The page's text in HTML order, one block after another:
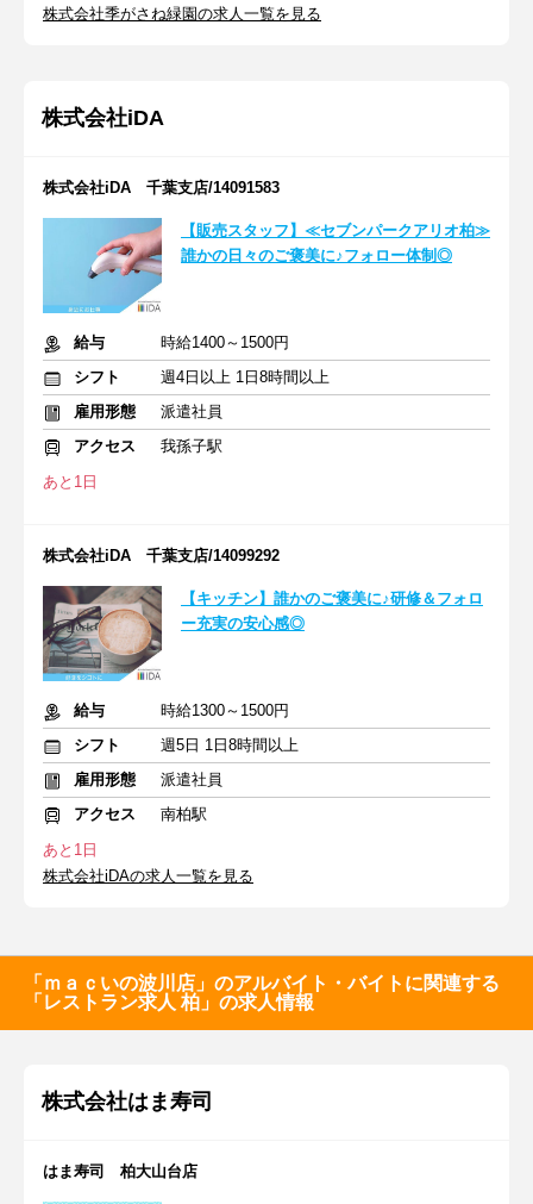
株式会社季がさね緑園の求人一覧を見る
株式会社iDA
株式会社iDA 千葉支店/14091583
【販売スタッフ】≪セブンパークアリオ柏≫
誰かの日々のご褒美に♪フォロー体制◎
給与
時給1400～1500円
シフト
週4日以上 1日8時間以上
雇用形態
派遣社員
アクセス
我孫子駅
あと1日
株式会社iDA 千葉支店/14099292
【キッチン】誰かのご褒美に♪研修＆フォロ
ー充実の安心感◎
給与
時給1300～1500円
シフト
週5日 1日8時間以上
雇用形態
派遣社員
アクセス
南柏駅
あと1日
株式会社iDAの求人一覧を見る
「ｍａｃいの波川店」のアルバイト・バイトに関連する
「レストラン求人 柏」の求人情報
株式会社はま寿司
はま寿司 柏大山台店